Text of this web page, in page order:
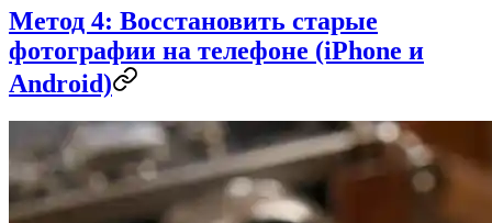
Метод 4: Восстановить старые
фотографии на телефоне (iPhone и
Android)